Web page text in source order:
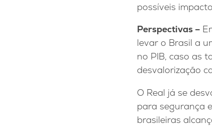
possíveis
Perspectivas –
levar o Brasil a
no PIB, caso as
desvalorização
O Real já se
para segurança
brasileiras